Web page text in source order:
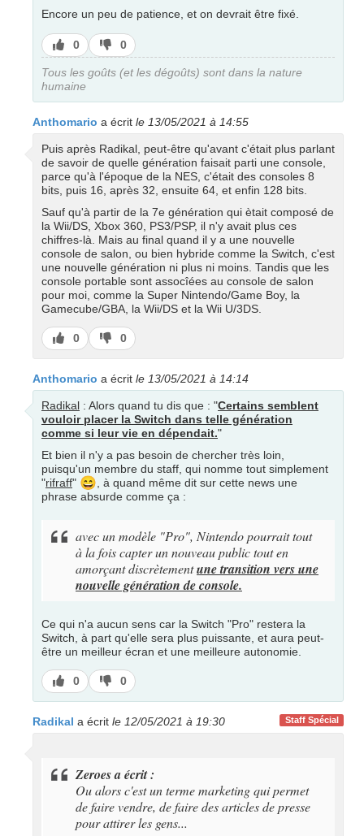
Encore un peu de patience, et on devrait être fixé.
J’aime
0
J’aime
pas
0
Tous les goûts (et les dégoûts) sont dans la nature
humaine
Anthomario a écrit le 13/05/2021 à 14:55
Puis après Radikal, peut-être qu'avant c'était plus parlant
de savoir de quelle génération faisait parti une console,
parce qu'à l'époque de la NES, c'était des consoles 8
bits, puis 16, après 32, ensuite 64, et enfin 128 bits.
Sauf qu'à partir de la 7e génération qui ètait composé de
la Wii/DS, Xbox 360, PS3/PSP, il n'y avait plus ces
chiffres-là. Mais au final quand il y a une nouvelle
console de salon, ou bien hybride comme la Switch, c'est
une nouvelle génération ni plus ni moins. Tandis que les
console portable sont assocîées au console de salon
pour moi, comme la Super Nintendo/Game Boy, la
Gamecube/GBA, la Wii/DS et la Wii U/3DS.
J’aime
0
J’aime
pas
0
Anthomario a écrit le 13/05/2021 à 14:14
Radikal : Alors quand tu dis que : "Certains semblent
vouloir placer la Switch dans telle génération
comme si leur vie en dépendait."
Et bien il n'y a pas besoin de chercher très loin,
puisqu'un membre du staff, qui nomme tout simplement
"rifraff" 😄 , à quand même dit sur cette news une
phrase absurde comme ça :
avec un modèle "Pro", Nintendo pourrait tout
à la fois capter un nouveau public tout en
amorçant discrètementune transition vers une
nouvelle génération de console.
Ce qui n'a aucun sens car la Switch "Pro" restera la
Switch, à part qu'elle sera plus puissante, et aura peut-
être un meilleur écran et une meilleure autonomie.
J’aime
0
J’aime
pas
0
Staff Spécial
Radikal a écrit le 12/05/2021 à 19:30
Zeroes a écrit :
Ou alors c'est un terme marketing qui permet
de faire vendre, de faire des articles de presse
pour attirer les gens...